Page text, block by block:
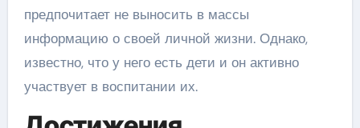
предпочитает не выносить в массы
информацию о своей личной жизни. Однако,
известно, что у него есть дети и он активно
участвует в воспитании их.